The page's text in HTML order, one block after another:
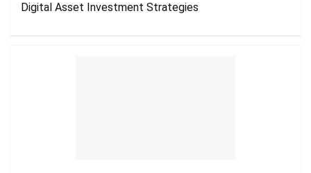
Digital Asset Investment Strategies